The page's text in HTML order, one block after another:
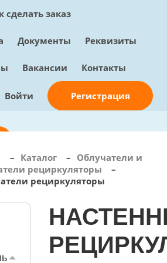
сделать заказ
Документы Реквизиты
Вакансии Контакты
Войти Регистрация
мне
0 руб.
– Каталог – Облучатели и
рециркуляторы
–
рециркуляторы